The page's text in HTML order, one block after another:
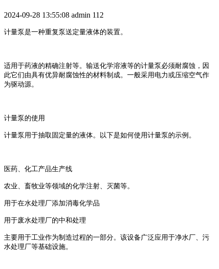
2024-09-28 13:55:08 admin 112
计量泵是一种重复泵送定量液体的装置。
适用于药液的精确注射等。输送化学溶液等的计量泵必须耐腐蚀，因
此它们由具有优异耐腐蚀性的材料制成。一般采用电力或压缩空气作
为驱动源。
计量泵的使用
计量泵用于抽取固定量的液体。以下是如何使用计量泵的示例。
医药、化工产品生产线
农业、畜牧业等领域的化学注射、灭菌等。
用于在水处理厂添加消毒化学品
用于废水处理厂的中和处理
主要用于工业作为制造过程的一部分。该设备广泛应用于净水厂、污
水处理厂等基础设施。